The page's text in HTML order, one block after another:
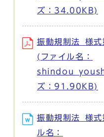
ズ：34.00KB)
振動規制法_様
(ファイル名：
ズ：91.90KB)
振動規制法_様
ル名：